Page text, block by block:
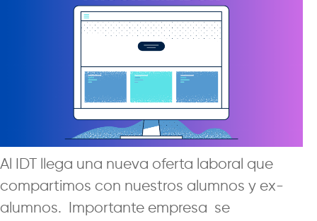
Al IDT llega una nueva oferta laboral que
compartimos con nuestros alumnos y ex-
alumnos. Importante empresa se